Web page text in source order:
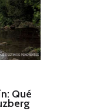
Qué